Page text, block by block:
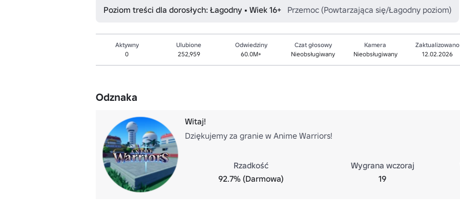
Poziom treści dla dorosłych: Łagodny • Wiek 16+ Przemoc (Powtarzająca się/Łagodny poziom)
Aktywny
0
Ulubione
252,959
Odwiedziny
60.0M+
Czat głosowy
Nieobsługiwany
Kamera
Nieobsługiwany
Zaktualizowano
12.02.2026
Odznaka
Witaj!
Dziękujemy za granie w Anime Warriors!
Rzadkość
92.7% (Darmowa)
Wygrana wczoraj
19